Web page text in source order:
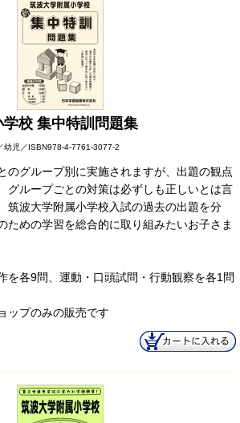
校 集中特訓問題集
幼児／ISBN978-4-7761-3077-2
のグループ別に実施されますが、出題の観点
グループごとの対策は必ずしも正しいとは言
筑波大学附属小学校入試の過去の出題を分
ための学習を総合的に取り組みたいお子さま
を各9問、運動・口頭試問・行動観察を各1問
ップのみの販売です